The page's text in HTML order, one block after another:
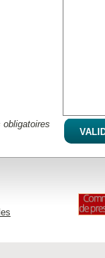
obligatoires